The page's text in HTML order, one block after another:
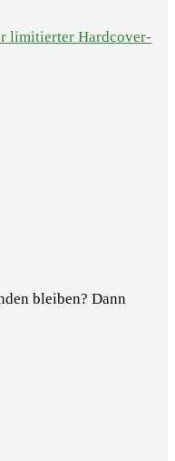
limitierter Hardcover-
bleiben? Dann